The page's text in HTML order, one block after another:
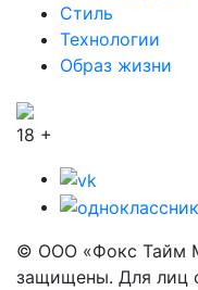
Стиль
Технологии
Образ жизни
18 +
© ООО «Фокс Тайм
защищены. Для лиц